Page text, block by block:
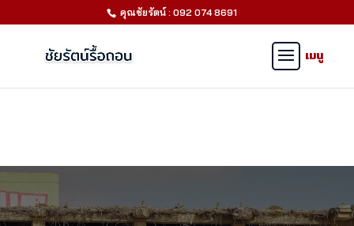
คุณชัยรัตน์ : 092 074 8691